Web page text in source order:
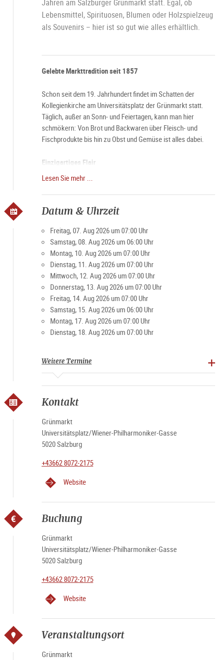
Jahren am Salzburger Grünmarkt statt. Egal, ob
Lebensmittel, Spirituosen, Blumen oder Holzspielzeug
als Souvenirs – hier ist so gut wie alles erhältlich.
Gelebte Markttradition seit 1857
Schon seit dem 19. Jahrhundert findet im Schatten der
Kollegienkirche am Universitätsplatz der Grünmarkt statt.
Täglich, außer an Sonn- und Feiertagen, kann man hier
schmökern: Von Brot und Backwaren über Fleisch- und
Fischprodukte bis hin zu Obst und Gemüse ist alles dabei.
Einzigartiges Flair
besondere Aura. Dann, wenn die Stände des Marktes schon
um 6 Uhr morgens ihre Pforten öffnen und die Stadt langsam
Besucher und Einheimische schätzen den Markt für die
gemütliche Atmosphäre. Vor allem am Wochenende ist der
Platz ein beliebter Treffpunkt für Jung und Alt.
Spezialitäten: Landwirtschaftliche Produkte, Brot, Gebäck,
Fleisch und Verarbeitungsprodukte, Obst, Gemüse,
Spirituosen
Marktzeiten
Feiertage)
Lesen Sie mehr ...
Datum & Uhrzeit
Freitag, 07. Aug 2026 um 07:00 Uhr
Samstag, 08. Aug 2026 um 06:00 Uhr
Montag, 10. Aug 2026 um 07:00 Uhr
Dienstag, 11. Aug 2026 um 07:00 Uhr
Mittwoch, 12. Aug 2026 um 07:00 Uhr
Donnerstag, 13. Aug 2026 um 07:00 Uhr
Freitag, 14. Aug 2026 um 07:00 Uhr
Samstag, 15. Aug 2026 um 06:00 Uhr
Montag, 17. Aug 2026 um 07:00 Uhr
Dienstag, 18. Aug 2026 um 07:00 Uhr
Weitere Termine
Kontakt
Grünmarkt
Universitätsplatz/Wiener-Philharmoniker-Gasse
5020 Salzburg
+43662 8072-2175
Website
Buchung
Grünmarkt
Universitätsplatz/Wiener-Philharmoniker-Gasse
5020 Salzburg
+43662 8072-2175
Website
Veranstaltungsort
Grünmarkt